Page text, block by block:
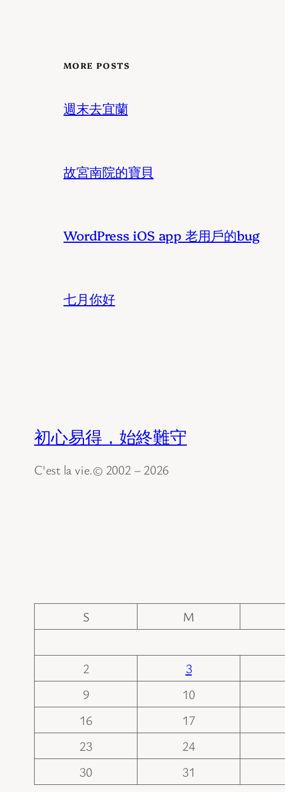
MORE POSTS
週末去宜蘭
故宮南院的寶貝
WordPress iOS app 老用戶的bug
七月你好
初心易得，始終難守
C'est la vie.© 2002 – 2026
S
M
2
3
9
10
16
17
23
24
30
31